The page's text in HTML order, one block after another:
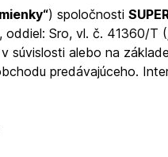
) spoločnosti
oddiel: Sro, vl. č. 41360/T (
súvislosti alebo na
predávajúceho.